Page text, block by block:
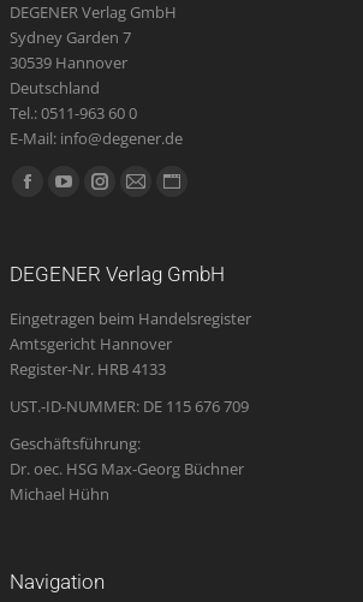
DEGENER Verlag GmbH
Sydney Garden 7
30539 Hannover
Deutschland
Tel.: 0511-963 60 0
E-Mail: info@degener.de
Finden Sie uns auf:
Facebook
new
window
YouTube
new
window
Instagram
new
window
E-
opens
in
new
Website
new
DEGENER Verlag GmbH
Eingetragen beim Handelsregister
Amtsgericht Hannover
Register-Nr. HRB 4133
UST.-ID-NUMMER: DE 115 676 709
Geschäftsführung:
Dr. oec. HSG Max-Georg Büchner
Michael Hühn
Navigation